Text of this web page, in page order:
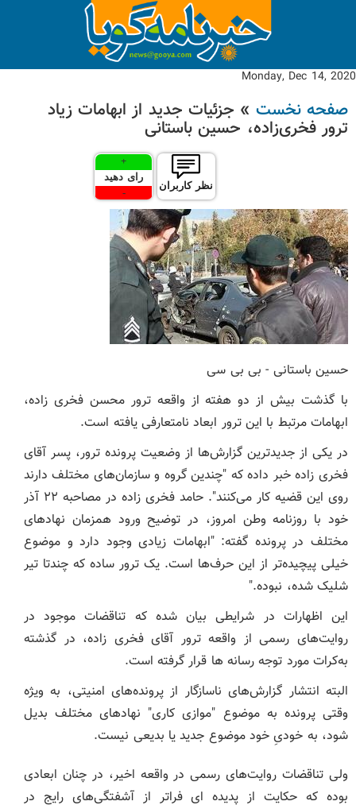
Monday, Dec 14, 2020
صفحه نخست » جزئیات جدید از ابهامات زیاد
ترور فخری‌زاده، حسین باستانی
نظر کاربران
+
رای دهید
-
حسین باستانی - بی بی سی
با گذشت بیش از دو هفته از واقعه ترور محسن فخری زاده،
ابهامات مرتبط با این ترور ابعاد نامتعارفی یافته است.
در یکی از جدیدترین گزارش‌ها از وضعیت پرونده ترور، پسر آقای
فخری زاده خبر داده که "چندین گروه و سازمان‌های مختلف دارند
روی این قضیه کار می‌کنند". حامد فخری زاده در مصاحبه ۲۲ آذر
خود با روزنامه وطن امروز، در توضیح ورود همزمان نهادهای
مختلف در پرونده گفته: "ابهامات زیادی وجود دارد و موضوع
خیلی پیچیده‌تر از این حرف‌ها است. یک ترور ساده که چندتا تیر
شلیک شده، نبوده."
این اظهارات در شرایطی بیان شده که تناقضات موجود در
روایت‌های رسمی از واقعه ترور آقای فخری زاده، در گذشته
به‌کرات مورد توجه رسانه ها قرار گرفته است.
البته انتشار گزارش‌های ناسازگار از پرونده‌های امنیتی، به ویژه
وقتی پرونده به موضوع "موازی کاری" نهادهای مختلف بدیل
شود، به خودیِ خود موضوع جدید یا بدیعی نیست.
ولی تناقضات روایت‌های رسمی در واقعه اخیر، در چنان ابعادی
بوده که حکایت از پدیده ای فراتر از آشفتگی‌های رایج در